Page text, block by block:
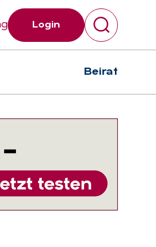
Login
Beirat